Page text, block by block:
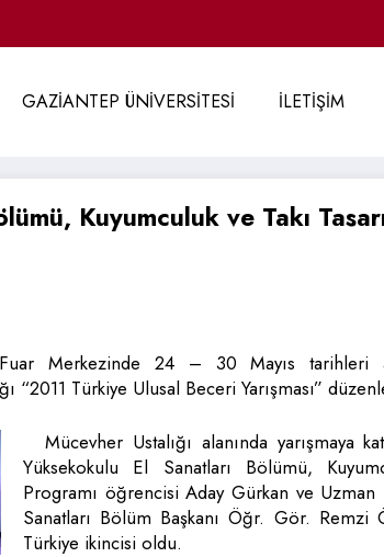
GAZİANTEP ÜNİVERSİTESİ İLETİŞİM
Kuyumculuk ve Takı
Merkezinde 24 – 30 Mayıs tarihleri
“2011 Türkiye Ulusal Beceri Yarışması”
Mücevher Ustalığı alanında yarışmaya
Yüksekokulu El Sanatları Bölümü,
Programı öğrencisi Aday Gürkan ve Uzman
Sanatları Bölüm Başkanı Öğr. Gör. Remzi
Türkiye ikincisi oldu.